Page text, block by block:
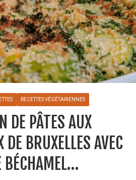
RECETTES VÉGÉTARIENNES
DE PÂTES AUX
DE BRUXELLES AVEC
BÉCHAMEL…